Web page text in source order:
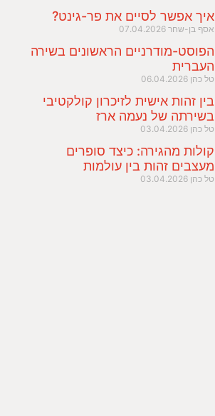
איך אפשר לסיים את פר-גינט?
אסף בן-שחר 07.04.2026
הפוסט-מודרניים הראשונים בשירה
העברית
טל כהן 06.04.2026
בין זהות אישית לזיכרון קולקטיבי
בשירתה של נעמה ארז
טל כהן 03.04.2026
קולות מהגירה: כיצד סופרים
מעצבים זהות בין עולמות
טל כהן 03.04.2026